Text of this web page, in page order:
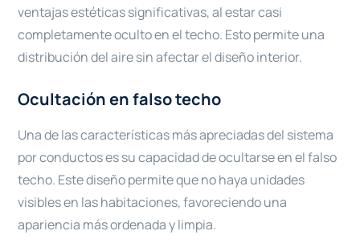
ventajas estéticas significativas, al estar casi
completamente oculto en el techo. Esto permite una
distribución del aire sin afectar el diseño interior.
Ocultación en falso techo
Una de las características más apreciadas del sistema
por conductos es su capacidad de ocultarse en el falso
techo. Este diseño permite que no haya unidades
visibles en las habitaciones, favoreciendo una
apariencia más ordenada y limpia.